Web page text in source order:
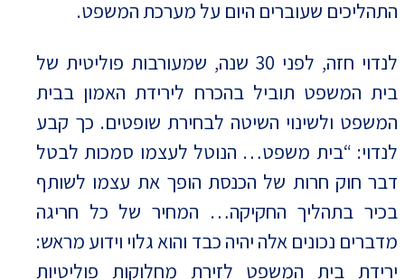
התהליכים שעוברים היום על מערכת המשפט.
לנדוי חזה, לפני 30 שנה, שמעורבות פוליטית של
בית המשפט תוביל בהכרח לירידת האמון בבית
המשפט ולשינוי השיטה לבחירת שופטים. כך קבע
לנדוי: “בית משפט… הנוטל לעצמו סמכות לבטל
דבר חוק חרות של הכנסת הופך את עצמו לשותף
בכיר בתהליך החקיקה… המחיר של כל חריגה
מדברים נכונים אלה יהיה כבד והוא גלוי וידוע מראש:
ירידת בית המשפט לזירת מחלוקות פוליטיות